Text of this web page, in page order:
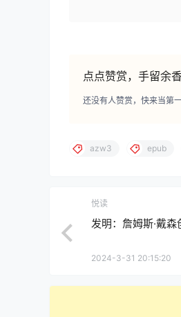
点点赞赏，手留余
还没有人赞赏，快来当第
azw3 epub
悦读
发明：詹姆斯·戴
2024-3-31 20:15:20